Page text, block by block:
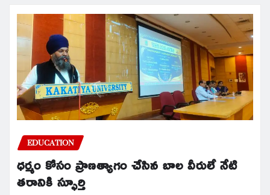
EDUCATION
ధర్మం కోసం ప్రాణత్యాగం చేసిన బాల వీరులే నేటి
తరానికి స్ఫూర్తి